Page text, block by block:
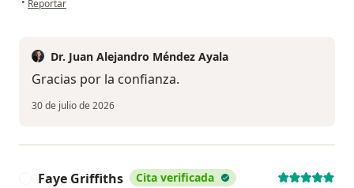
Reportar
Dr. Juan Alejandro Méndez Ayala
Gracias por la confianza.
30 de julio de 2026
Faye Griffiths Cita verificada